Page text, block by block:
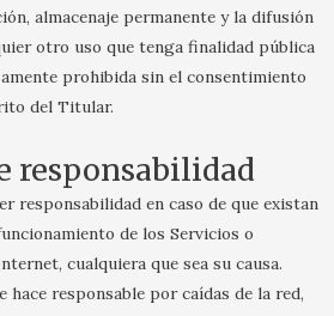
almacenaje permanente y la difusión
otro uso que tenga finalidad pública
prohibida sin el consentimiento
del Titular.
responsabilidad
responsabilidad en caso de que existan
de los Servicios o
cualquiera que sea su causa.
responsable por caídas de la red,